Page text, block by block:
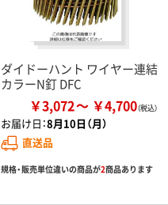
ダイドーハント ワイヤー連結
カラーN釘 DFC
￥3,072 ￥4,700
お届け日：8月10日（月）
直送品
規格・販売単位違いの商品が2商品あります